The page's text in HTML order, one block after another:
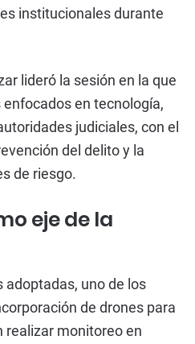
institucionales durante
lideró la sesión en la que
en tecnología,
judiciales, con el
del delito y la
de riesgo.
eje de la
adoptadas, uno de los
de drones para
realizar monitoreo en